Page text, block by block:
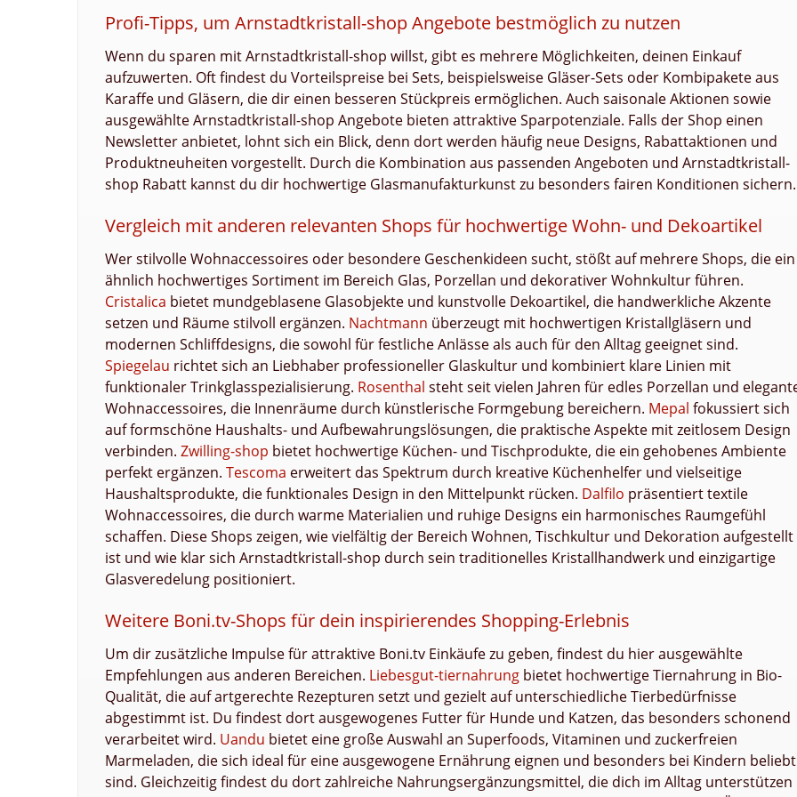
Profi-Tipps, um Arnstadtkristall-shop Angebote bestmöglich zu nutzen
Wenn du sparen mit Arnstadtkristall-shop willst, gibt es mehrere Möglichkeiten, deinen Einkauf
aufzuwerten. Oft findest du Vorteilspreise bei Sets, beispielsweise Gläser-Sets oder Kombipakete aus
Karaffe und Gläsern, die dir einen besseren Stückpreis ermöglichen. Auch saisonale Aktionen sowie
ausgewählte Arnstadtkristall-shop Angebote bieten attraktive Sparpotenziale. Falls der Shop einen
Newsletter anbietet, lohnt sich ein Blick, denn dort werden häufig neue Designs, Rabattaktionen und
Produktneuheiten vorgestellt. Durch die Kombination aus passenden Angeboten und Arnstadtkristall-
shop Rabatt kannst du dir hochwertige Glasmanufakturkunst zu besonders fairen Konditionen sichern.
Vergleich mit anderen relevanten Shops für hochwertige Wohn- und Dekoartikel
Wer stilvolle Wohnaccessoires oder besondere Geschenkideen sucht, stößt auf mehrere Shops, die ein
ähnlich hochwertiges Sortiment im Bereich Glas, Porzellan und dekorativer Wohnkultur führen.
Cristalica bietet mundgeblasene Glasobjekte und kunstvolle Dekoartikel, die handwerkliche Akzente
setzen und Räume stilvoll ergänzen. Nachtmann überzeugt mit hochwertigen Kristallgläsern und
modernen Schliffdesigns, die sowohl für festliche Anlässe als auch für den Alltag geeignet sind.
Spiegelau richtet sich an Liebhaber professioneller Glaskultur und kombiniert klare Linien mit
funktionaler Trinkglasspezialisierung. Rosenthal steht seit vielen Jahren für edles Porzellan und
Wohnaccessoires, die Innenräume durch künstlerische Formgebung bereichern. Mepal fokussiert sich
auf formschöne Haushalts- und Aufbewahrungslösungen, die praktische Aspekte mit zeitlosem Design
verbinden. Zwilling-shop bietet hochwertige Küchen- und Tischprodukte, die ein gehobenes Ambiente
perfekt ergänzen. Tescoma erweitert das Spektrum durch kreative Küchenhelfer und vielseitige
Haushaltsprodukte, die funktionales Design in den Mittelpunkt rücken. Dalfilo präsentiert textile
Wohnaccessoires, die durch warme Materialien und ruhige Designs ein harmonisches Raumgefühl
schaffen. Diese Shops zeigen, wie vielfältig der Bereich Wohnen, Tischkultur und Dekoration aufgestellt
ist und wie klar sich Arnstadtkristall-shop durch sein traditionelles Kristallhandwerk und einzigartige
Glasveredelung positioniert.
Weitere Boni.tv-Shops für dein inspirierendes Shopping-Erlebnis
Um dir zusätzliche Impulse für attraktive Boni.tv Einkäufe zu geben, findest du hier ausgewählte
Empfehlungen aus anderen Bereichen. Liebesgut-tiernahrung bietet hochwertige Tiernahrung in Bio-
Qualität, die auf artgerechte Rezepturen setzt und gezielt auf unterschiedliche Tierbedürfnisse
abgestimmt ist. Du findest dort ausgewogenes Futter für Hunde und Katzen, das besonders schonend
verarbeitet wird. Uandu bietet eine große Auswahl an Superfoods, Vitaminen und zuckerfreien
Marmeladen, die sich ideal für eine ausgewogene Ernährung eignen und besonders bei Kindern beliebt
sind. Gleichzeitig findest du dort zahlreiche Nahrungsergänzungsmittel, die dich im Alltag unterstützen